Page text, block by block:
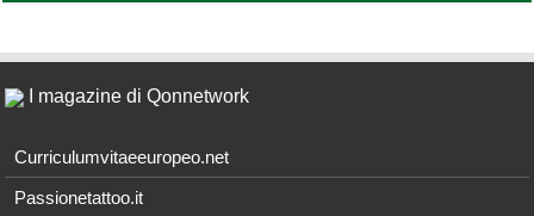
I magazine di Qonnetwork
Curriculumvitaeeuropeo.net
Passionetattoo.it